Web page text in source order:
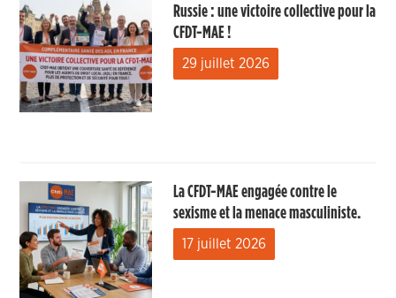
Russie : une victoire collective pour la
CFDT-MAE !
29 juillet 2026
La CFDT-MAE engagée contre le
sexisme et la menace masculiniste.
17 juillet 2026